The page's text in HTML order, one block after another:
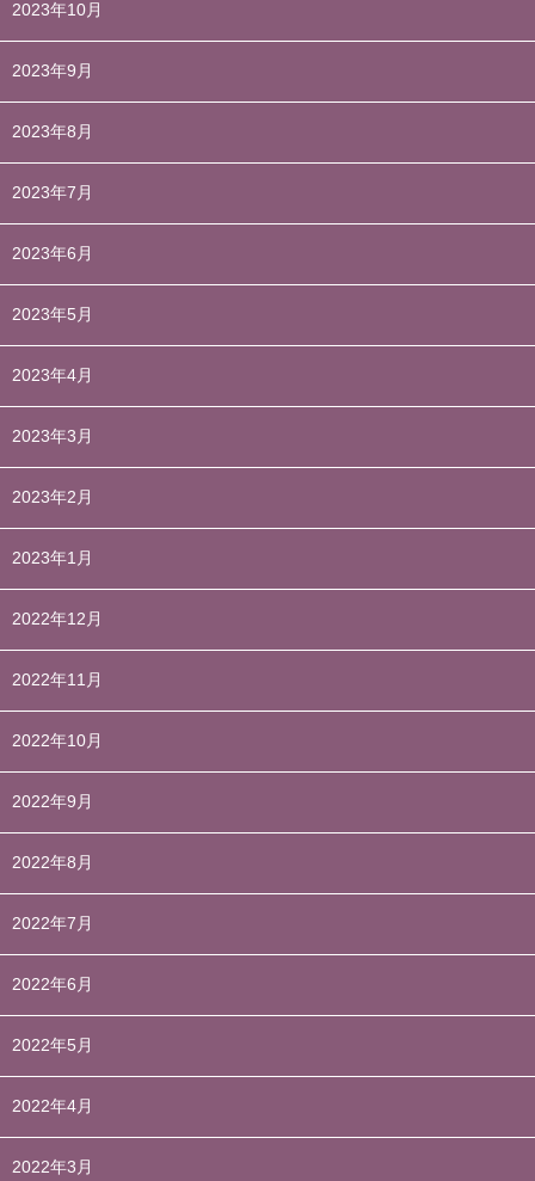
2023年10月
2023年9月
2023年8月
2023年7月
2023年6月
2023年5月
2023年4月
2023年3月
2023年2月
2023年1月
2022年12月
2022年11月
2022年10月
2022年9月
2022年8月
2022年7月
2022年6月
2022年5月
2022年4月
2022年3月